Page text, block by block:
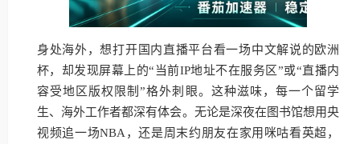
身处海外，想打开国内直播平台看一场中文解说的欧洲
杯，却发现屏幕上的“当前IP地址不在服务区”或“直播内
容受地区版权限制”格外刺眼。这种滋味，每一个留学
生、海外工作者都深有体会。无论是深夜在图书馆想用央
视频追一场NBA，还是周末约朋友在家用咪咕看英超，